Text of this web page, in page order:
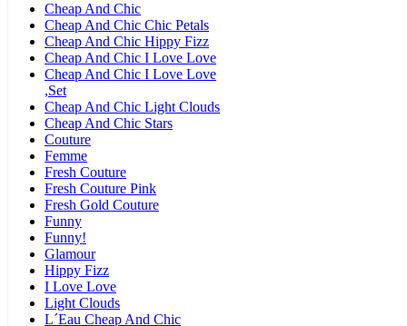
Cheap And Chic
Cheap And Chic Chic Petals
Cheap And Chic Hippy Fizz
Cheap And Chic I Love Love
Cheap And Chic I Love Love
,Set
Cheap And Chic Light Clouds
Cheap And Chic Stars
Couture
Femme
Fresh Couture
Fresh Couture Pink
Fresh Gold Couture
Funny
Funny!
Glamour
Hippy Fizz
I Love Love
Light Clouds
L´Eau Cheap And Chic